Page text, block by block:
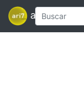
ari7